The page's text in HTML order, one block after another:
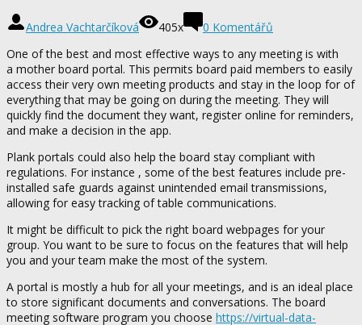
Andrea Vachtarčíková 405x
0 Komentářů
One of the best and most effective ways to any meeting is with
a mother board portal. This permits board paid members to easily
access their very own meeting products and stay in the loop for of
everything that may be going on during the meeting. They will
quickly find the document they want, register online for reminders,
and make a decision in the app.
Plank portals could also help the board stay compliant with
regulations. For instance , some of the best features include pre-
installed safe guards against unintended email transmissions,
allowing for easy tracking of table communications.
It might be difficult to pick the right board webpages for your
group. You want to be sure to focus on the features that will help
you and your team make the most of the system.
A portal is mostly a hub for all your meetings, and is an ideal place
to store significant documents and conversations. The board
meeting software program you choose https://virtual-data-